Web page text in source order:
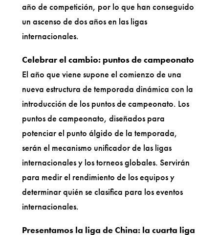
año de competición, por lo que han conseguido
un ascenso de dos años en las ligas
internacionales.
Celebrar el cambio: puntos de campeonato
El año que viene supone el comienzo de una
nueva estructura de temporada dinámica con la
introducción de los puntos de campeonato. Los
puntos de campeonato, diseñados para
potenciar el punto álgido de la temporada,
serán el mecanismo unificador de las ligas
internacionales y los torneos globales. Servirán
para medir el rendimiento de los equipos y
determinar quién se clasifica para los eventos
internacionales.
Presentamos la liga de China: la cuarta liga